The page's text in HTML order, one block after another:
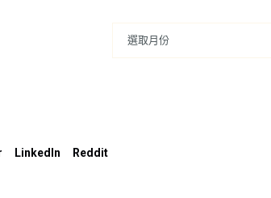
低
LinkedIn Reddit